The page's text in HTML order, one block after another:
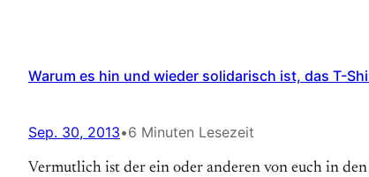
Warum es hin und wieder solidarisch ist, das T-
Sep. 30, 2013•6 Minuten Lesezeit
Vermutlich ist der ein oder anderen von euch in